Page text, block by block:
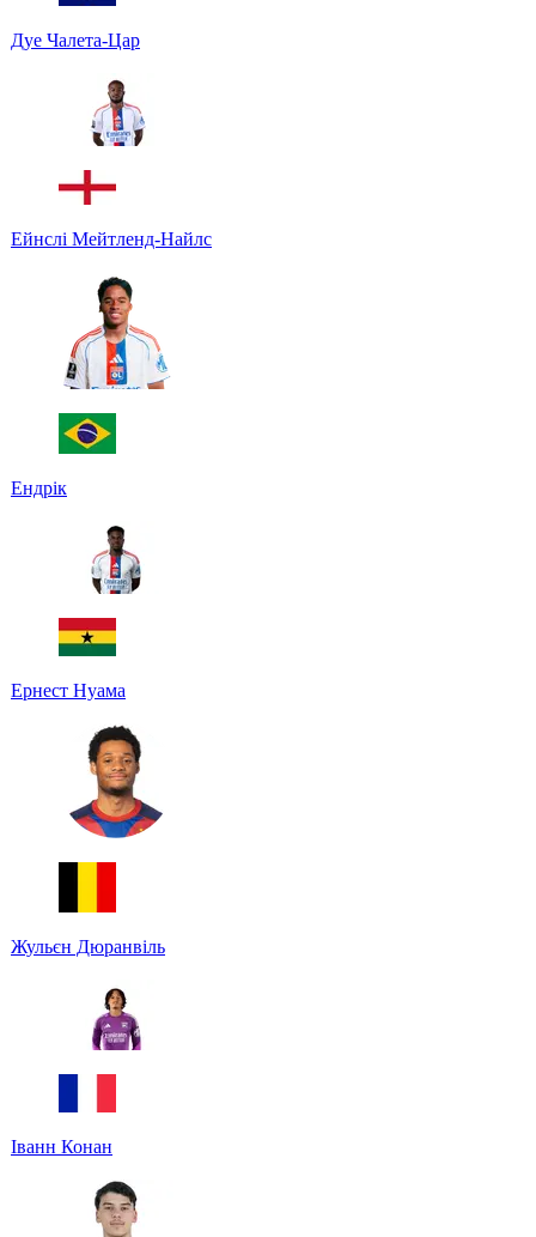
Дуе Чалета-Цар
Ейнслі Мейтленд-Найлс
Ендрік
Ернест Нуама
Жульєн Дюранвіль
Іванн Конан